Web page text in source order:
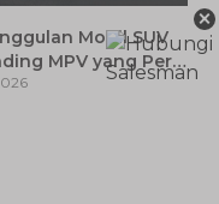
Mobil SUV
MPV yang Perlu
×